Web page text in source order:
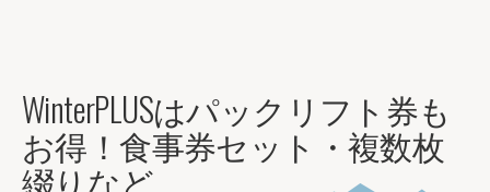
WinterPLUSはパックリフト券も
お得！食事券セット・複数枚
綴りなど